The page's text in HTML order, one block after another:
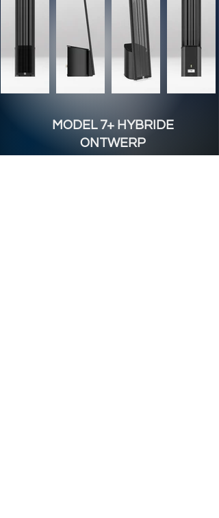
MODEL 7+ HYBRIDE
ONTWERP